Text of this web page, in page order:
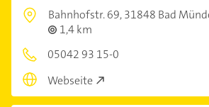
Bahnhofstr. 69,31848 Bad
1,4 km
05042 93 15-0
Webseite